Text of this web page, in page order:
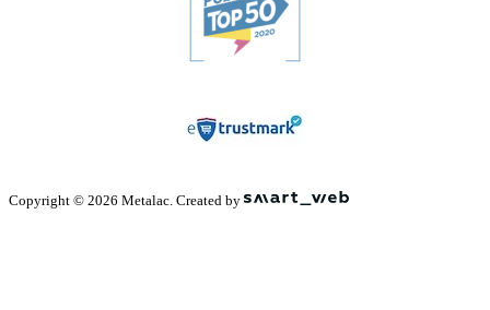
Copyright © 2026 Metalac. Created by